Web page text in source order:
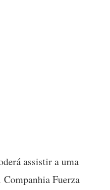
assistir a uma
Fuerza